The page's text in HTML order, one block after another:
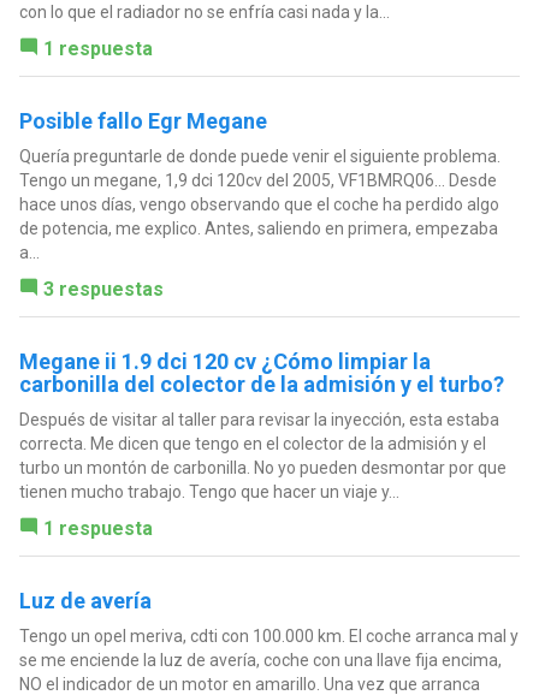
con lo que el radiador no se enfría casi nada y la...
1 respuesta
Posible fallo Egr Megane
Quería preguntarle de donde puede venir el siguiente problema.
Tengo un megane, 1,9 dci 120cv del 2005, VF1BMRQ06... Desde
hace unos días, vengo observando que el coche ha perdido algo
de potencia, me explico. Antes, saliendo en primera, empezaba
a...
3 respuestas
Megane ii 1.9 dci 120 cv ¿Cómo limpiar la
carbonilla del colector de la admisión y el turbo?
Después de visitar al taller para revisar la inyección, esta estaba
correcta. Me dicen que tengo en el colector de la admisión y el
turbo un montón de carbonilla. No yo pueden desmontar por que
tienen mucho trabajo. Tengo que hacer un viaje y...
1 respuesta
Luz de avería
Tengo un opel meriva, cdti con 100.000 km. El coche arranca mal y
se me enciende la luz de avería, coche con una llave fija encima,
NO el indicador de un motor en amarillo. Una vez que arranca